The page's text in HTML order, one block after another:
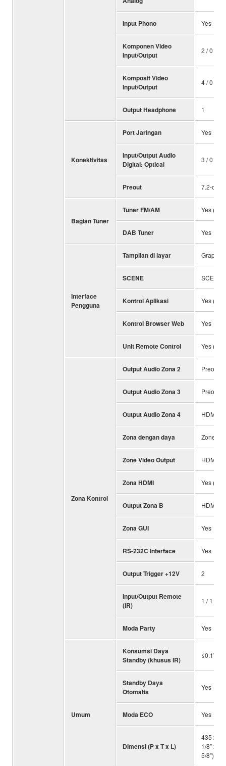
Input Phono Yes
Komponen Video
Input/Output
2 / 0
Komposit Video
Input/Output
4 / 0
Output Headphone 1
Konektivitas
Port Jaringan Yes
Input/Output Audio
Digital: Optical
3 / 0
Preout 7.2-ch
Bagian Tuner
Tuner FM/AM Yes (FM
DAB Tuner Yes
Interface
Pengguna
Tampilan di layar
SCENE SCENE
Kontrol Aplikasi Yes
Kontrol Browser Web Yes
Unit Remote Control Yes
Zona Kontrol
Output Audio Zona 2 Preout /
Output Audio Zona 3 Preout
Output Audio Zona 4 HDMI
Zona dengan daya Zone 2 /
Zone Video Output HDMI /
Zona HDMI Yes
Output Zona B HDMI
Zona GUI Yes
RS-232C Interface Yes
Output Trigger +12V 2
Input/Output Remote
(IR)
1 / 1
Moda Party Yes
Umum
Konsumsi Daya
Standby (khusus IR)
≤0.1W
Standby Daya
Otomatis
Yes
Moda ECO Yes
Dimensi (P x T x L)
435 x
1/8” x
5/8”)